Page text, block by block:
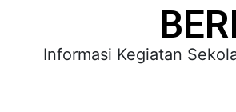
Informasi Kegiatan